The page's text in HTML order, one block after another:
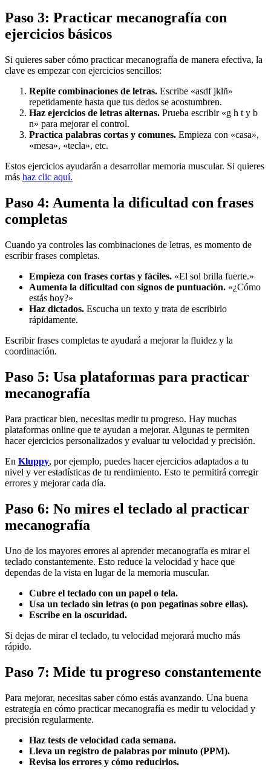
Paso 3: Practicar mecanografía con
ejercicios básicos
Si quieres saber cómo practicar mecanografía de manera efectiva, la
clave es empezar con ejercicios sencillos:
Repite combinaciones de letras. Escribe «asdf jklñ»
repetidamente hasta que tus dedos se acostumbren.
Haz ejercicios de letras alternas. Prueba escribir «g h t y b
n» para mejorar el control.
Practica palabras cortas y comunes. Empieza con «casa»,
«mesa», «tecla», etc.
Estos ejercicios ayudarán a desarrollar memoria muscular. Si quieres
más haz clic aquí.
Paso 4: Aumenta la dificultad con frases
completas
Cuando ya controles las combinaciones de letras, es momento de
escribir frases completas.
Empieza con frases cortas y fáciles. «El sol brilla fuerte.»
Aumenta la dificultad con signos de puntuación. «¿Cómo
estás hoy?»
Haz dictados. Escucha un texto y trata de escribirlo
rápidamente.
Escribir frases completas te ayudará a mejorar la fluidez y la
coordinación.
Paso 5: Usa plataformas para practicar
mecanografía
Para practicar bien, necesitas medir tu progreso. Hay muchas
plataformas online que te ayudan a mejorar. Algunas te permiten
hacer ejercicios personalizados y evaluar tu velocidad y precisión.
En Kluppy, por ejemplo, puedes hacer ejercicios adaptados a tu
nivel y ver estadísticas de tu rendimiento. Esto te permitirá corregir
errores y mejorar cada día.
Paso 6: No mires el teclado al practicar
mecanografía
Uno de los mayores errores al aprender mecanografía es mirar el
teclado constantemente. Esto reduce la velocidad y hace que
dependas de la vista en lugar de la memoria muscular.
Cubre el teclado con un papel o tela.
Usa un teclado sin letras (o pon pegatinas sobre ellas).
Escribe en la oscuridad.
Si dejas de mirar el teclado, tu velocidad mejorará mucho más
rápido.
Paso 7: Mide tu progreso constantemente
Para mejorar, necesitas saber cómo estás avanzando. Una buena
estrategia en cómo practicar mecanografía es medir tu velocidad y
precisión regularmente.
Haz tests de velocidad cada semana.
Lleva un registro de palabras por minuto (PPM).
Revisa los errores y cómo reducirlos.